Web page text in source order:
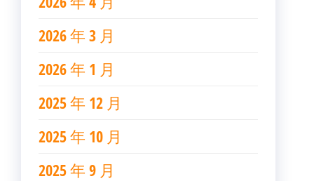
2026 年 3 月
2026 年 1 月
2025 年 12 月
2025 年 10 月
2025 年 9 月